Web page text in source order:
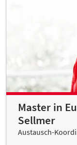
Master in
Sellmer
Austausch-